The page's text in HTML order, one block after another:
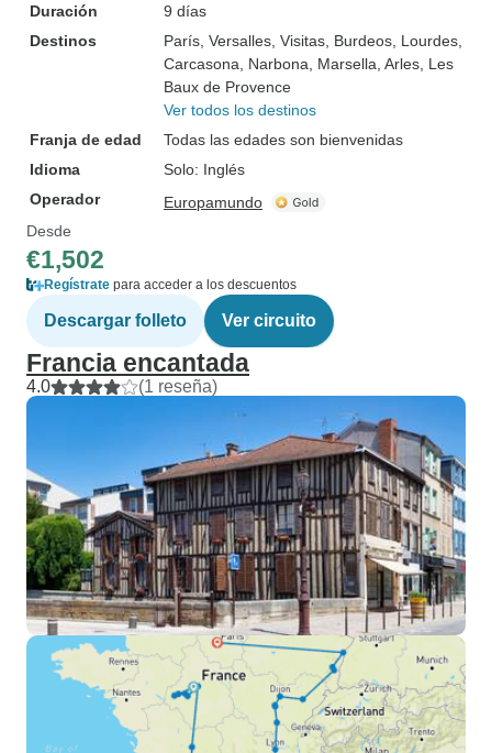
Duración
9 días
Destinos
París , Versalles , Visitas , Burdeos , Lourdes
Carcasona , Narbona , Marsella , Arles , Les
Baux de Provence
Ver todos los destinos
Franja de edad
Todas las edades son bienvenidas
Idioma
Solo: Inglés
Operador
Europamundo
Desde
€1,502
Regístrate para acceder a los descuentos
Descargar folleto Ver circuito
Francia encantada
4.0 (1 reseña)